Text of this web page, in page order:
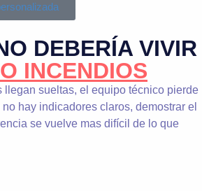
DEBERÍA VIVIR
INCENDIOS
llegan sueltas, el equipo técnico pierde
hay indicadores claros, demostrar el
se vuelve mas difícil de lo que